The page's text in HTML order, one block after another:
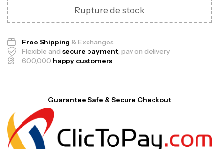
Rupture de stock
Free Shipping & Exchanges
Flexible and secure payment, pay on delivery
600,000 happy customers
Guarantee Safe & Secure Checkout